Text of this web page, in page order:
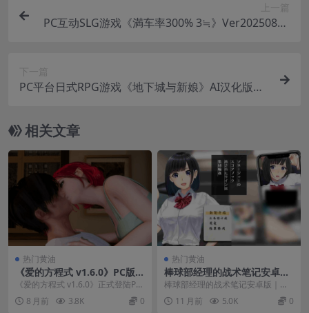
上一篇
PC互动SLG游戏《満车率300% 3≒》Ver20250802
下一篇
PC平台日式RPG游戏《地下城与新娘》AI汉化版发
相关文章
热门黄油
《爱的方程式 v1.6.0》PC版：
大型SLG游戏官方中文版发布
《爱的方程式 v1.6.0》正式登陆PC
平台，带来15.5G超大容量的策略
模拟体...
8 月前 3.8K 0
热门黄油
棒球部经理的战术笔记安卓版
｜マネージャーのスコアブッ
ク ～集団戦術解析～ Ver1.0
正式版发布，安卓完美适配
棒球部经理的战术笔记安卓版｜マ
ネージャーのスコアブック ～集団
戦術解析～ Ver...
11 月前 5.0K 0